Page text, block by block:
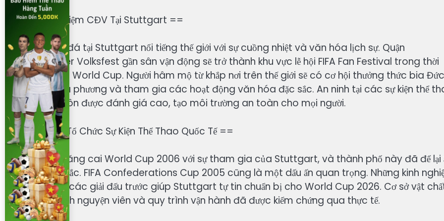
== Trải Nghiệm CĐV Tại Stuttgart ==
CĐV bóng đá tại Stuttgart nổi tiếng thế giới với sự cuồng nhiệt và văn hóa lịch sự. Quận
Cannstatter Volksfest gần sân vận động sẽ trở thành khu vực lễ hội FIFA Fan Festival trong thời
gian diễn ra World Cup. Người hâm mộ từ khắp nơi trên thế giới sẽ có cơ hội thưởng thức bia
ẩm thực địa phương và tham gia các hoạt động văn hóa đặc sắc. An ninh tại các sự kiện thể
lớn ở Đức luôn được đánh giá cao, tạo môi trường an toàn cho mọi người.
== Lịch Sử Tổ Chức Sự Kiện Thể Thao Quốc Tế ==
Đức từng đăng cai World Cup 2006 với sự tham gia của Stuttgart, và thành phố này đã để lại
tượng sâu sắc. FIFA Confederations Cup 2005 cũng là một dấu ấn quan trọng. Những kinh
quý báu từ các giải đấu trước giúp Stuttgart tự tin chuẩn bị cho World Cup 2026. Cơ sở vật
nhân lực tình nguyện viên và quy trình vận hành đã được kiểm chứng qua thực tế.